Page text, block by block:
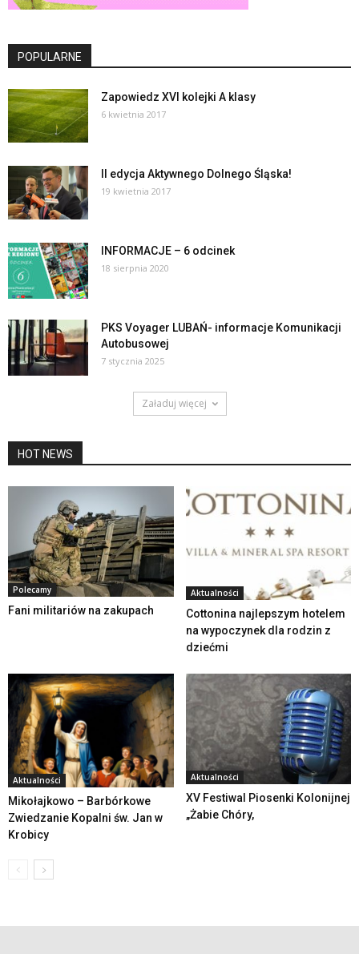
POPULARNE
Zapowiedz XVI kolejki A klasy
6 kwietnia 2017
II edycja Aktywnego Dolnego Śląska!
19 kwietnia 2017
INFORMACJE – 6 odcinek
18 sierpnia 2020
PKS Voyager LUBAŃ- informacje Komunikacji
Autobusowej
7 stycznia 2025
Załaduj więcej
HOT NEWS
Polecamy
Fani militariów na zakupach
Aktualności
Cottonina najlepszym hotelem
na wypoczynek dla rodzin z
dziećmi
Aktualności
Mikołajkowo – Barbórkowe
Zwiedzanie Kopalni św. Jan w
Krobicy
Aktualności
XV Festiwal Piosenki Kolonijnej
„Żabie Chóry,